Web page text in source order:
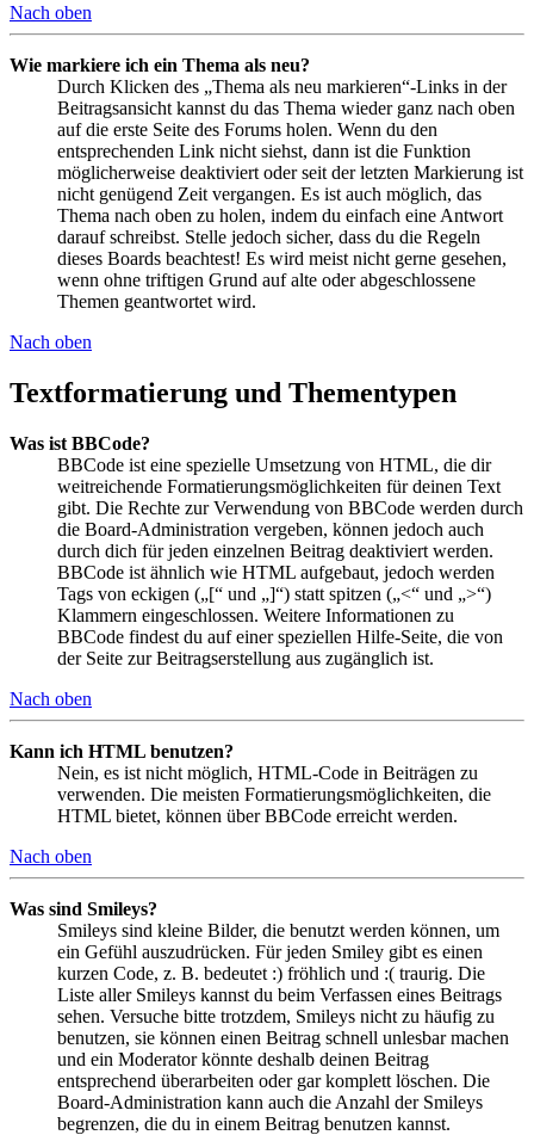
Nach oben
Wie markiere ich ein Thema als neu?
Durch Klicken des „Thema als neu markieren“-Links in der
Beitragsansicht kannst du das Thema wieder ganz nach oben
auf die erste Seite des Forums holen. Wenn du den
entsprechenden Link nicht siehst, dann ist die Funktion
möglicherweise deaktiviert oder seit der letzten Markierung ist
nicht genügend Zeit vergangen. Es ist auch möglich, das
Thema nach oben zu holen, indem du einfach eine Antwort
darauf schreibst. Stelle jedoch sicher, dass du die Regeln
dieses Boards beachtest! Es wird meist nicht gerne gesehen,
wenn ohne triftigen Grund auf alte oder abgeschlossene
Themen geantwortet wird.
Nach oben
Textformatierung und Thementypen
Was ist BBCode?
BBCode ist eine spezielle Umsetzung von HTML, die dir
weitreichende Formatierungsmöglichkeiten für deinen Text
gibt. Die Rechte zur Verwendung von BBCode werden durch
die Board-Administration vergeben, können jedoch auch
durch dich für jeden einzelnen Beitrag deaktiviert werden.
BBCode ist ähnlich wie HTML aufgebaut, jedoch werden
Tags von eckigen („[“ und „]“) statt spitzen („<“ und „>“)
Klammern eingeschlossen. Weitere Informationen zu
BBCode findest du auf einer speziellen Hilfe-Seite, die von
der Seite zur Beitragserstellung aus zugänglich ist.
Nach oben
Kann ich HTML benutzen?
Nein, es ist nicht möglich, HTML-Code in Beiträgen zu
verwenden. Die meisten Formatierungsmöglichkeiten, die
HTML bietet, können über BBCode erreicht werden.
Nach oben
Was sind Smileys?
Smileys sind kleine Bilder, die benutzt werden können, um
ein Gefühl auszudrücken. Für jeden Smiley gibt es einen
kurzen Code, z. B. bedeutet :) fröhlich und :( traurig. Die
Liste aller Smileys kannst du beim Verfassen eines Beitrags
sehen. Versuche bitte trotzdem, Smileys nicht zu häufig zu
benutzen, sie können einen Beitrag schnell unlesbar machen
und ein Moderator könnte deshalb deinen Beitrag
entsprechend überarbeiten oder gar komplett löschen. Die
Board-Administration kann auch die Anzahl der Smileys
begrenzen, die du in einem Beitrag benutzen kannst.